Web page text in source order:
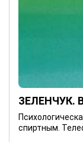
ЗЕЛЕНЧУК.
спиртным.